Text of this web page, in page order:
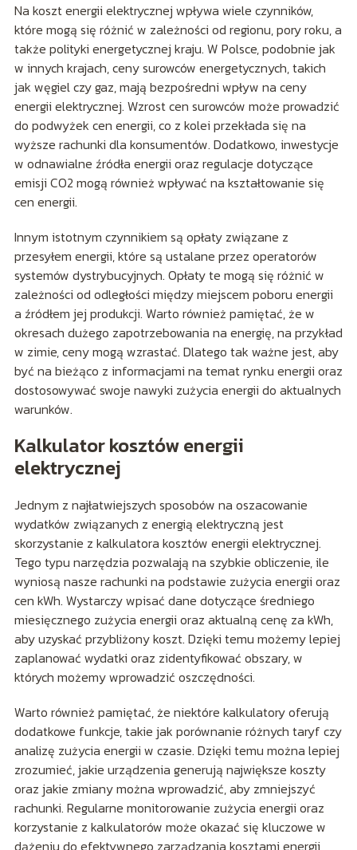
Na koszt energii elektrycznej wpływa wiele czynników,
które mogą się różnić w zależności od regionu, pory roku, a
także polityki energetycznej kraju. W Polsce, podobnie jak
w innych krajach, ceny surowców energetycznych, takich
jak węgiel czy gaz, mają bezpośredni wpływ na ceny
energii elektrycznej. Wzrost cen surowców może prowadzić
do podwyżek cen energii, co z kolei przekłada się na
wyższe rachunki dla konsumentów. Dodatkowo, inwestycje
w odnawialne źródła energii oraz regulacje dotyczące
emisji CO2 mogą również wpływać na kształtowanie się
cen energii.
Innym istotnym czynnikiem są opłaty związane z
przesyłem energii, które są ustalane przez operatorów
systemów dystrybucyjnych. Opłaty te mogą się różnić w
zależności od odległości między miejscem poboru energii
a źródłem jej produkcji. Warto również pamiętać, że w
okresach dużego zapotrzebowania na energię, na przykład
w zimie, ceny mogą wzrastać. Dlatego tak ważne jest, aby
być na bieżąco z informacjami na temat rynku energii oraz
dostosowywać swoje nawyki zużycia energii do aktualnych
warunków.
Kalkulator kosztów energii
elektrycznej
Jednym z najłatwiejszych sposobów na oszacowanie
wydatków związanych z energią elektryczną jest
skorzystanie z kalkulatora kosztów energii elektrycznej.
Tego typu narzędzia pozwalają na szybkie obliczenie, ile
wyniosą nasze rachunki na podstawie zużycia energii oraz
cen kWh. Wystarczy wpisać dane dotyczące średniego
miesięcznego zużycia energii oraz aktualną cenę za kWh,
aby uzyskać przybliżony koszt. Dzięki temu możemy lepiej
zaplanować wydatki oraz zidentyfikować obszary, w
których możemy wprowadzić oszczędności.
Warto również pamiętać, że niektóre kalkulatory oferują
dodatkowe funkcje, takie jak porównanie różnych taryf czy
analizę zużycia energii w czasie. Dzięki temu można lepiej
zrozumieć, jakie urządzenia generują największe koszty
oraz jakie zmiany można wprowadzić, aby zmniejszyć
rachunki. Regularne monitorowanie zużycia energii oraz
korzystanie z kalkulatorów może okazać się kluczowe w
dążeniu do efektywnego zarządzania kosztami energii